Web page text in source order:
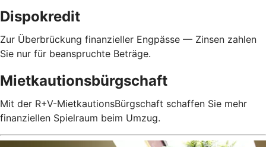
Dispokredit
Zur Überbrückung finanzieller Engpässe — Zinsen zahlen
Sie nur für beanspruchte Beträge.
Mietkautionsbürgschaft
Mit der R+V-MietkautionsBürgschaft schaffen Sie mehr
finanziellen Spielraum beim Umzug.